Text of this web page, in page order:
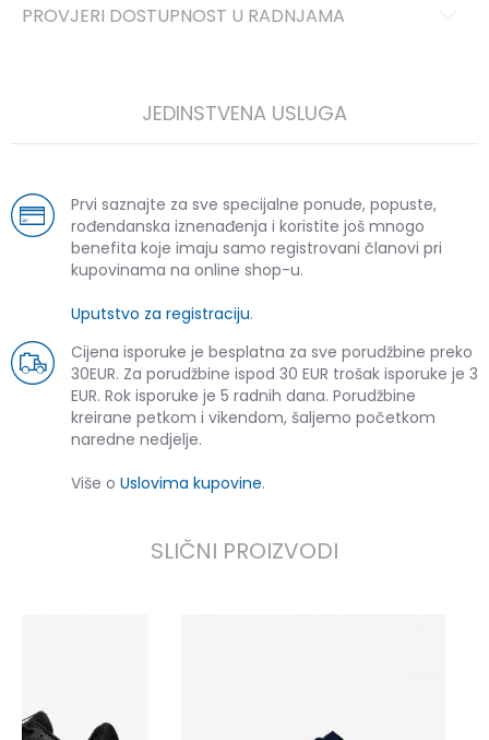
PROVJERI DOSTUPNOST U RADNJAMA
JEDINSTVENA USLUGA
Prvi saznajte za sve specijalne ponude, popuste,
rođendanska iznenađenja i koristite još mnogo
benefita koje imaju samo registrovani članovi pri
kupovinama na online shop-u.
Uputstvo za registraciju.
Cijena isporuke je besplatna za sve porudžbine preko
30EUR. Za porudžbine ispod 30 EUR trošak isporuke je 3
EUR. Rok isporuke je 5 radnih dana. Porudžbine
kreirane petkom i vikendom, šaljemo početkom
naredne nedjelje.
Više o Uslovima kupovine.
SLIČNI PROIZVODI